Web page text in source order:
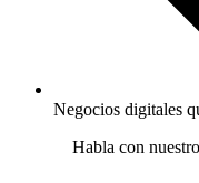
Negocios digitales
Habla con